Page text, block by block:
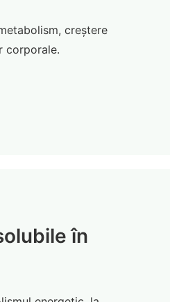
creștere
corporale.
în